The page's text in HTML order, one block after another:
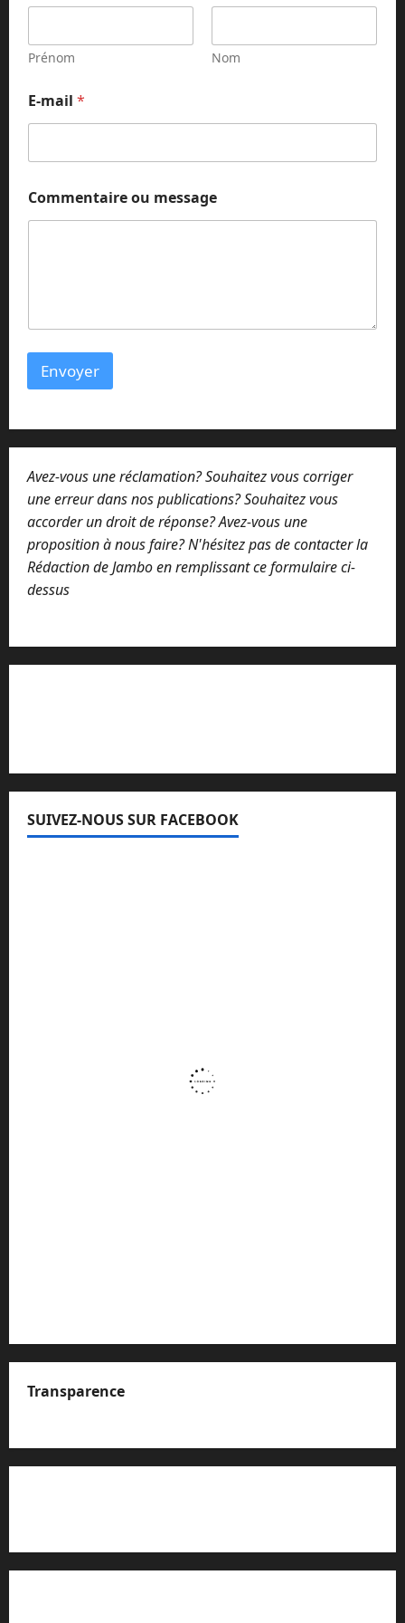
m
s
s
g
e
Prénom Nom
E-mail *
Commentaire ou message
Envoyer
Avez-vous une réclamation? Souhaitez vous corriger
une erreur dans nos publications? Souhaitez vous
accorder un droit de réponse? Avez-vous une
proposition à nous faire? N'hésitez pas de contacter la
Rédaction de Jambo en remplissant ce formulaire ci-
dessus
SUIVEZ-NOUS SUR FACEBOOK
Transparence